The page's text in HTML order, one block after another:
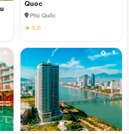
Quoc
Phú Quốc
★ 5.0